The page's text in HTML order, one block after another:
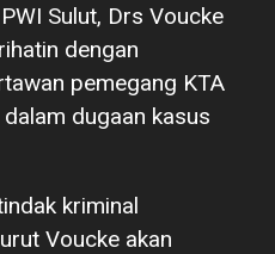
Sulut, Drs Voucke
dengan
pemegang KTA
dugaan kasus
kriminal
Voucke akan